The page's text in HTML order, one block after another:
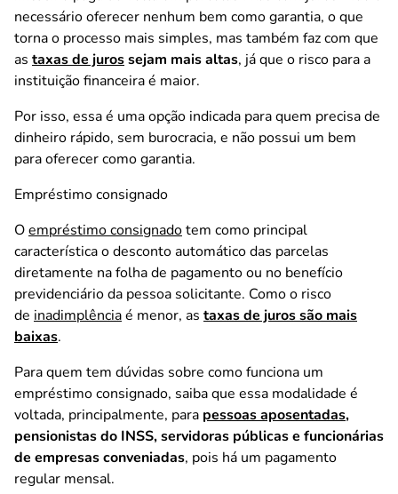
necessário oferecer nenhum bem como garantia, o que
torna o processo mais simples, mas também faz com que
as taxas de jurossejam mais altas, já que o risco para a
instituição financeira é maior.
Por isso, essa é uma opção indicada para quem precisa de
dinheiro rápido, sem burocracia, e não possui um bem
para oferecer como garantia.
Empréstimo consignado
Oempréstimo consignadotem como principal
característica o desconto automático das parcelas
diretamente na folha de pagamento ou no benefício
previdenciário da pessoa solicitante. Como o risco
de inadimplênciaé menor, as taxas de juros são mais
baixas.
Para quem tem dúvidas sobre como funciona um
empréstimo consignado, saiba que essa modalidade é
voltada, principalmente, para pessoas aposentadas,
pensionistas do INSS, servidoras públicas e funcionárias
de empresas conveniadas, pois há um pagamento
regular mensal.